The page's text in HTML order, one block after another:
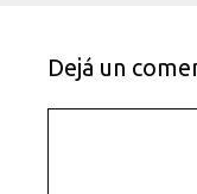
Dejá un